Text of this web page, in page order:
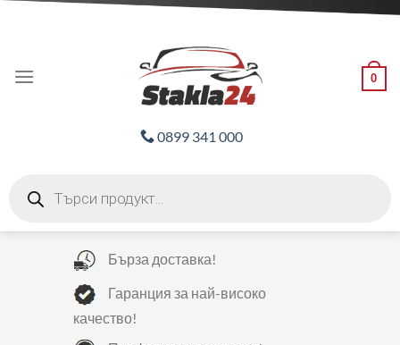
0
0899 341 000
search
Бърза доставка!
Гаранция за най-високо
качество!